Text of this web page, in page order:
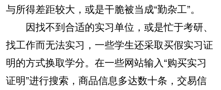
与所得差距较大，或是干脆被当成“勤杂工”。
因找不到合适的实习单位，或是忙于考研、
找工作而无法实习，一些学生还采取买假实习证
明的方式换取学分。在一些网站输入“购买实习
证明”进行搜索，商品信息多达数十条，交易信